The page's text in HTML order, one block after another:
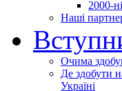
2000-ні
Наші
Очима
Де здобути
Україні